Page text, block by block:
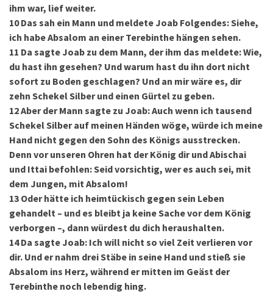
ihm war, lief weiter.
10 Das sah ein Mann und meldete Joab Folgendes: Siehe,
ich habe Absalom an einer Terebinthe hängen sehen.
11 Da sagte Joab zu dem Mann, der ihm das meldete: Wie,
du hast ihn gesehen? Und warum hast du ihn dort nicht
sofort zu Boden geschlagen? Und an mir wäre es, dir
zehn Schekel Silber und einen Gürtel zu geben.
12Aber der Mann sagte zu Joab: Auch wenn ich tausend
Schekel Silber auf meinen Händen wöge, würde ich meine
Hand nicht gegen den Sohn des Königs ausstrecken.
Denn vor unseren Ohren hat der König dir und Abischai
und Ittai befohlen: Seid vorsichtig, wer es auch sei, mit
dem Jungen, mit Absalom!
13 Oder hätte ich heimtückisch gegen sein Leben
gehandelt – und es bleibt ja keine Sache vor dem König
verborgen –, dann würdest du dich heraushalten.
14 Da sagte Joab: Ich will nicht so viel Zeit verlieren vor
dir. Und er nahm drei Stäbe in seine Hand und stieß sie
Absalom ins Herz, während er mitten im Geäst der
Terebinthe noch lebendig hing.